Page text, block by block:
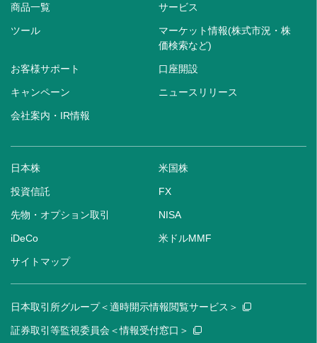
商品一覧 サービス
ツール
マーケット情報(株式市況・株
価検索など)
お客様サポート 口座開設
キャンペーン ニュースリリース
会社案内・IR情報
日本株 米国株
投資信託 FX
先物・オプション取引 NISA
iDeCo 米ドルMMF
サイトマップ
日本取引所グループ＜適時開示情報閲覧サービス＞
証券取引等監視委員会＜情報受付窓口＞